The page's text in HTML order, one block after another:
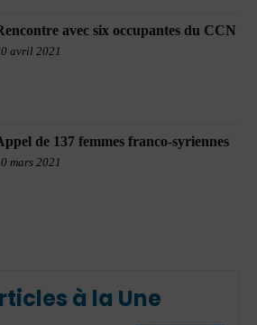
avec six occupantes du CCN
avril 2021
de 137 femmes franco-syriennes
mars 2021
à la Une